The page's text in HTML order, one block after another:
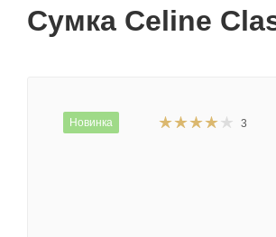
Сумка Celine
Новинка 3